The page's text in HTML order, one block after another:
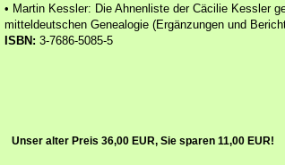
• Martin Kessler: Die Ahnenliste der Cäcilie Kessler
mitteldeutschen Genealogie (Ergänzungen und
ISBN: 3-7686-5085-5
Unser alter Preis 36,00 EUR, Sie sparen 11,00 EUR!